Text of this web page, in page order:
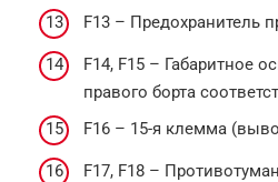
F13 – Предохранитель
F14, F15 – Габаритное
правого борта
F16 – 15-я клемма
F17, F18 –